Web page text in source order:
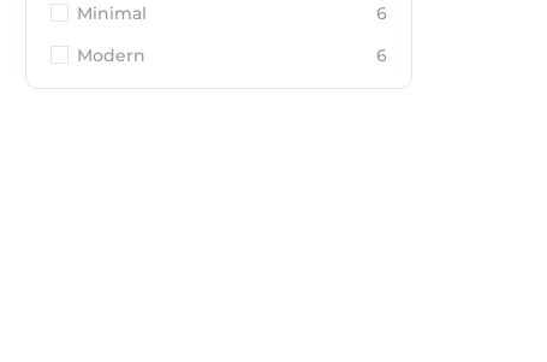
Minimal
6
Modern
6